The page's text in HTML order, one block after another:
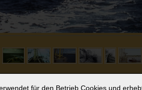
für den Betrieb Cookies und
Schwedt